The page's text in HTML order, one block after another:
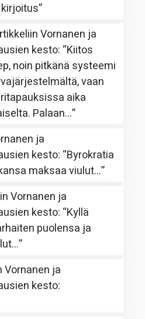
”
Vornanen ja
kesto: “Kiitos
noin pitkänä systeemi
vaan
aika
Palaan…”
ja
kesto: “Byrokratia
maksaa viulut…”
Vornanen ja
kesto: “Kyllä
puolensa ja
”
Vornanen ja
kesto: